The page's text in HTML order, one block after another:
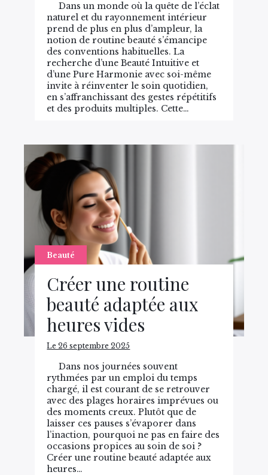
Dans un monde où la quête de l’éclat
naturel et du rayonnement intérieur
prend de plus en plus d’ampleur, la
notion de routine beauté s’émancipe
des conventions habituelles. La
recherche d’une Beauté Intuitive et
d’une Pure Harmonie avec soi-même
invite à réinventer le soin quotidien,
en s’affranchissant des gestes répétitifs
et des produits multiples. Cette…
Beauté
Créer une routine
beauté adaptée aux
heures vides
Le 26 septembre 2025
Dans nos journées souvent
rythmées par un emploi du temps
chargé, il est courant de se retrouver
avec des plages horaires imprévues ou
des moments creux. Plutôt que de
laisser ces pauses s’évaporer dans
l’inaction, pourquoi ne pas en faire des
occasions propices au soin de soi ?
Créer une routine beauté adaptée aux
heures…